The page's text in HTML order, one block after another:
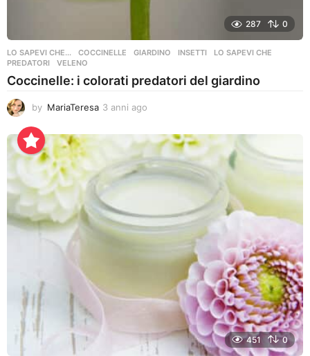
287 0
LO SAPEVI CHE... COCCINELLE ,GIARDINO ,INSETTI ,LO SAPEVI CHE
PREDATORI
,VELENO
Coccinelle: i colorati predatori del giardino
by MariaTeresa 3 anni ago
n
n
i
451 0